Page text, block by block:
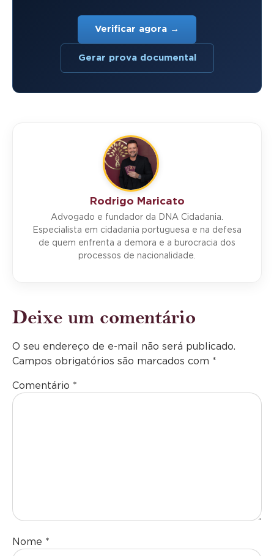
Verificar agora →
Gerar prova documental
Rodrigo Maricato
Advogado e fundador da DNA Cidadania.
Especialista em cidadania portuguesa e na defesa
de quem enfrenta a demora e a burocracia dos
processos de nacionalidade.
Deixe um comentário
O seu endereço de e-mail não será publicado.
Campos obrigatórios são marcados com *
Comentário *
Nome *